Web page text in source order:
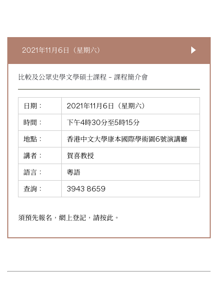
2021年11月6日（星期六）
比較及公眾史學文學碩士課程 – 課程簡介會
日期：
2021年11月6日（星期六）
時間：
下午4時30分至5時15分
地點：
香港中文大學康本國際學術園6號演講廳
講者：
賀喜教授
語言：
粵語
查詢：
3943 8659
須預先報名，網上登記，請按此 。